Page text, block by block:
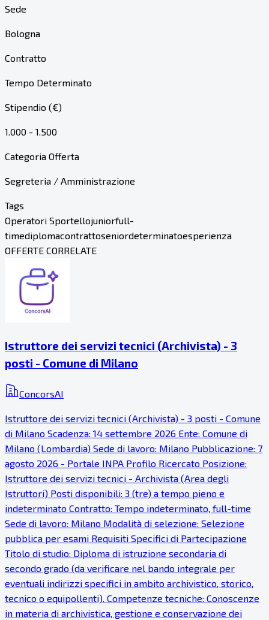
Sede
Bologna
Contratto
Tempo Determinato
Stipendio (€)
1.000 - 1.500
Categoria Offerta
Segreteria / Amministrazione
Tags
Operatori Sportellojuniorfull-
timediplomacontrattoseniordeterminatoesperienza
OFFERTE CORRELATE
Istruttore dei servizi tecnici (Archivista) - 3
posti - Comune di Milano
ConcorsAI
Istruttore dei servizi tecnici (Archivista) - 3 posti - Comune
di Milano Scadenza: 14 settembre 2026 Ente: Comune di
Milano (Lombardia) Sede di lavoro: Milano Pubblicazione: 7
agosto 2026 - Portale INPA Profilo Ricercato Posizione:
Istruttore dei servizi tecnici - Archivista (Area degli
Istruttori) Posti disponibili: 3 (tre) a tempo pieno e
indeterminato Contratto: Tempo indeterminato, full-time
Sede di lavoro: Milano Modalità di selezione: Selezione
pubblica per esami Requisiti Specifici di Partecipazione
Titolo di studio: Diploma di istruzione secondaria di
secondo grado (da verificare nel bando integrale per
eventuali indirizzi specifici in ambito archivistico, storico,
tecnico o equipollenti). Competenze tecniche: Conoscenze
in materia di archivistica, gestione e conservazione dei